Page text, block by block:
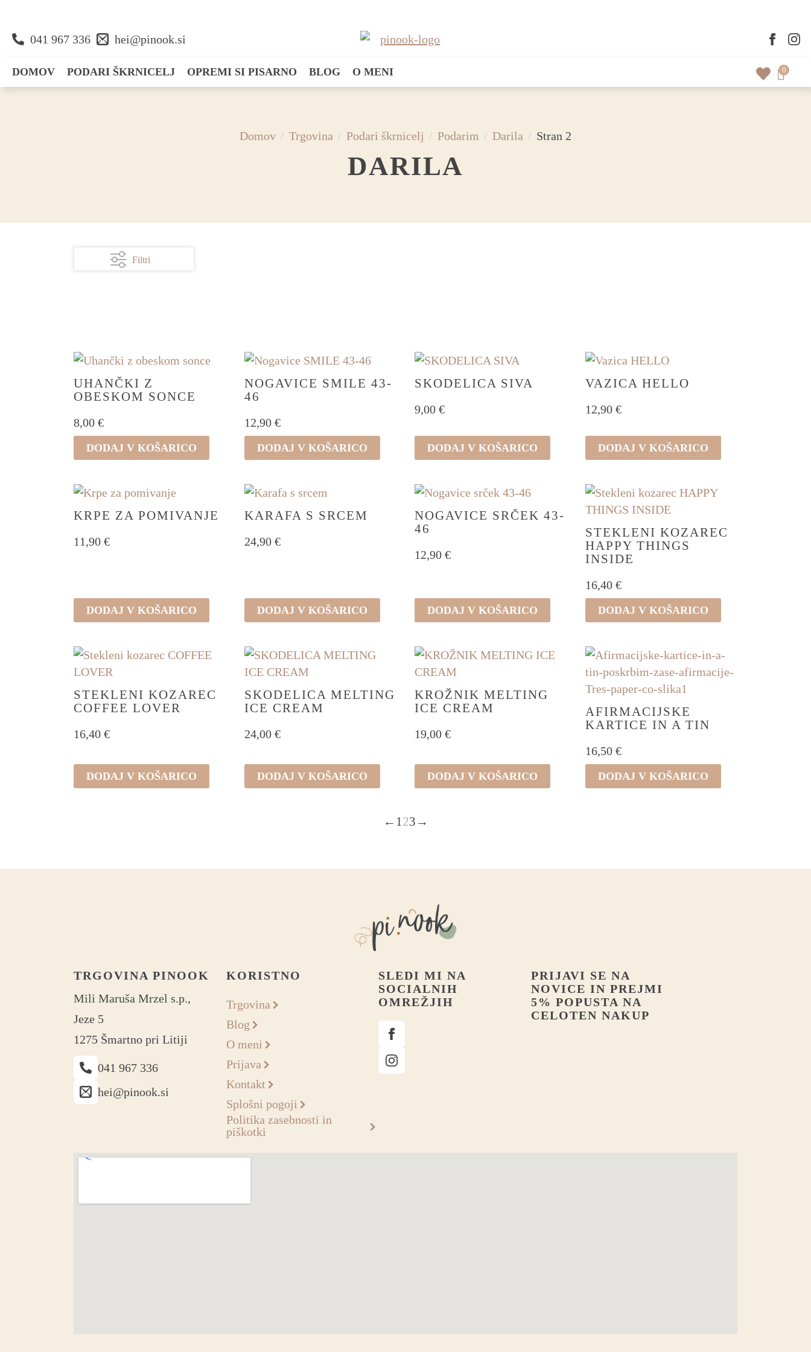
041 967 336 hei@pinook.si
DOMOV PODARI ŠKRNICELJ OPREMI SI PISARNO BLOG O MENI 0
Domov Trgovina Podari škrnicelj Podarim Darila Stran 2
DARILA
Filtri
UHANČKI Z
OBESKOM SONCE
8,00 €
DODAJ V KOŠARICO
NOGAVICE SMILE 43-
46
12,90 €
DODAJ V KOŠARICO
SKODELICA SIVA
9,00 €
DODAJ V KOŠARICO
VAZICA HELLO
12,90 €
DODAJ V KOŠARICO
KRPE ZA POMIVANJE
11,90 €
DODAJ V KOŠARICO
KARAFA S SRCEM
24,90 €
DODAJ V KOŠARICO
NOGAVICE SRČEK 43-
46
12,90 €
DODAJ V KOŠARICO
STEKLENI KOZAREC
HAPPY THINGS
INSIDE
16,40 €
DODAJ V KOŠARICO
STEKLENI KOZAREC
COFFEE LOVER
16,40 €
DODAJ V KOŠARICO
SKODELICA MELTING
ICE CREAM
24,00 €
DODAJ V KOŠARICO
KROŽNIK MELTING
ICE CREAM
19,00 €
DODAJ V KOŠARICO
AFIRMACIJSKE
KARTICE IN A TIN
16,50 €
DODAJ V KOŠARICO
← 1 23 →
TRGOVINA PINOOK
Mili Maruša Mrzel s.p.,
Jeze 5
1275 Šmartno pri Litiji
041 967 336
hei@pinook.si
KORISTNO
Trgovina
Blog
O meni
Prijava
Kontakt
Splošni pogoji
Politika zasebnosti in
piškotki
SLEDI MI NA
SOCIALNIH
OMREŽJIH
PRIJAVI SE NA
NOVICE IN PREJMI
5% POPUSTA NA
CELOTEN NAKUP